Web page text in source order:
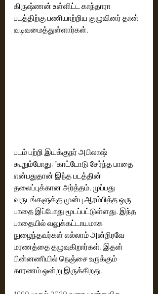
கிருஷ்ணன் உள்ளிட்ட காந்தாரா
படத்திற்கு பணியாற்றிய குழுவினர் தான்
வடிவமைத்துள்ளார்கள்.
படம் பற்றி இயக்குநர் அபிலாஷ்
கூறும்போது, “காட்டோடு சேர்ந்த பாதை
என்பதுதான் இந்த படத்தின்
தலைப்புக்கான அர்த்தம். முப்பது
வருடங்களுக்கு முன்பு ஆரம்பித்த ஒரு
பாதை இப்போது மூடப்பட்டுள்ளது. இந்த
பாதையில் வலுக்கட்டாயமாக
நுழைந்தவர்கள் எல்லாம் அன்றிரவே
மரணத்தை தழுவுகிறார்கள். இதன்
பின்னணியில் நெஞ்சை உருக்கும்
காரணம் ஒன்று இருக்கிறது.